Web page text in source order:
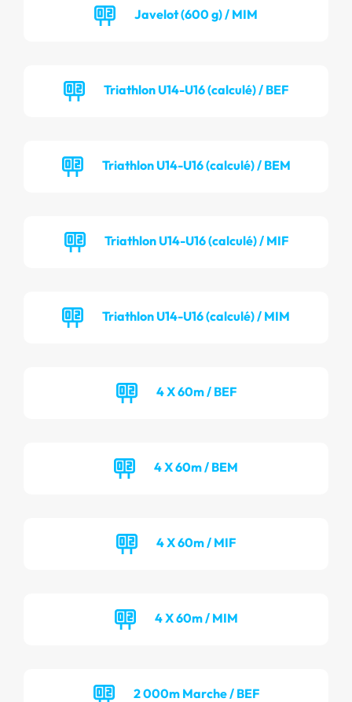
Javelot (600 g) / MIM
Triathlon U14-U16 (calculé) / BEF
Triathlon U14-U16 (calculé) / BEM
Triathlon U14-U16 (calculé) / MIF
Triathlon U14-U16 (calculé) / MIM
4 X 60m / BEF
4 X 60m / BEM
4 X 60m / MIF
4 X 60m / MIM
2 000m Marche / BEF